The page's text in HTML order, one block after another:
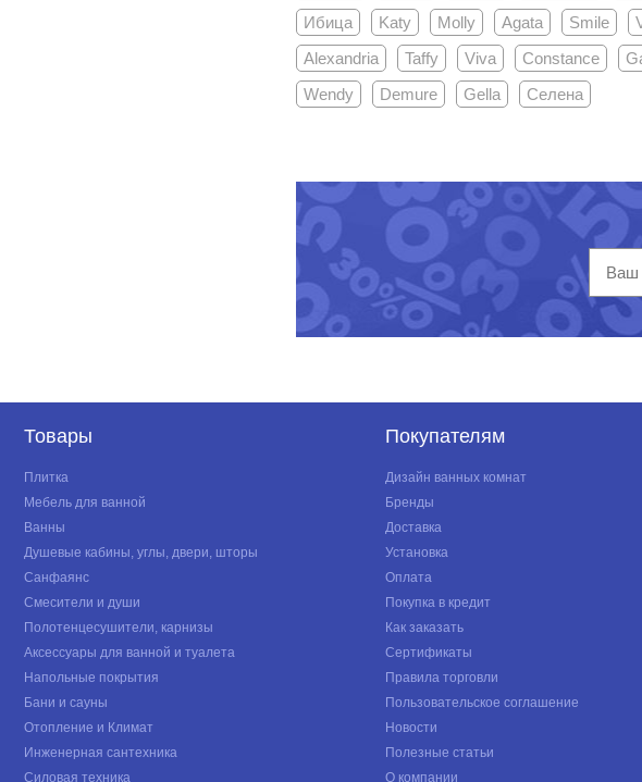
Ибица
Katy Molly Agata Smile
Alexandria
Taffy Viva Constance
Wendy
Demure Gella Селена
Товары
Плитка
Мебель для ванной
Ванны
Душевые кабины, углы, двери, шторы
Санфаянс
Смесители и души
Полотенцесушители, карнизы
Аксессуары для ванной и туалета
Напольные покрытия
Бани и сауны
Отопление и Климат
Инженерная сантехника
Силовая техника
Покупателям
Дизайн ванных комнат
Бренды
Доставка
Установка
Оплата
Покупка в кредит
Как заказать
Сертификаты
Правила торговли
Пользовательское соглашение
Новости
Полезные статьи
О компании